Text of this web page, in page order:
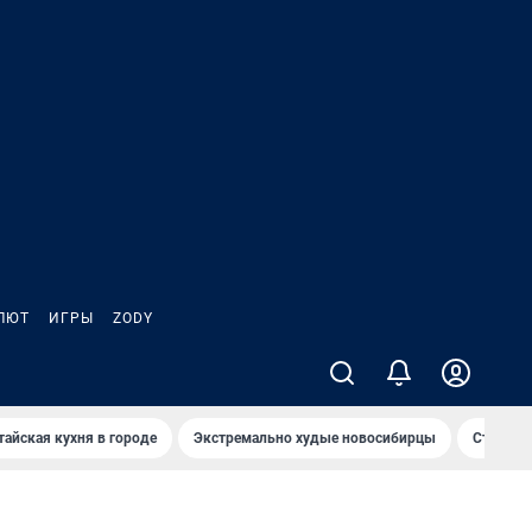
ИГРЫ ZODY
кухня в городе Экстремально худые новосибирцы Старт